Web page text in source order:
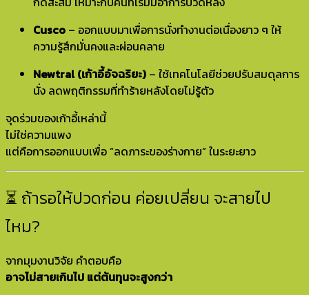
Cusco – ออกแบบมาเพื่อการนั่งทำงานต่อเนื่องยาว ๆ ให้
ความรู้สึกมั่นคงและผ่อนคลาย
Newtral (เก้าอี้อัจฉริยะ) – ใช้เทคโนโลยีช่วยปรับสมดุลการ
นั่ง ลดพฤติกรรมที่ทำร้ายหลังโดยไม่รู้ตัว
จุดร่วมของเก้าอี้เหล่านี้
ไม่ใช่ความแพง
แต่คือการออกแบบเพื่อ “ลดภาระของร่างกาย” ในระยะยาว
⏳ ถ้ารอให้ปวดก่อน ค่อยเปลี่ยน จะสายไป
ไหม?
จากมุมงานวิจัย คำตอบคือ
อาจไม่สายเกินไป แต่ต้นทุนจะสูงกว่า